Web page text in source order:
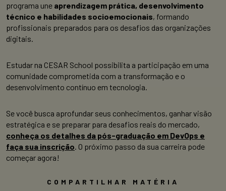
programa une aprendizagem prática, desenvolvimento
técnico e habilidades socioemocionais, formando
profissionais preparados para os desafios das organizações
digitais.
Estudar na CESAR School possibilita a participação em uma
comunidade comprometida com a transformação e o
desenvolvimento contínuo em tecnologia.
Se você busca aprofundar seus conhecimentos, ganhar visão
estratégica e se preparar para desafios reais do mercado,
conheça os detalhes da pós-graduação em DevOps e
faça sua inscrição. O próximo passo da sua carreira pode
começar agora!
COMPARTILHAR MATÉRIA